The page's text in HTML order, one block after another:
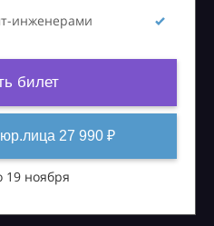
инженерами
билет
27 990 ₽
19 ноября